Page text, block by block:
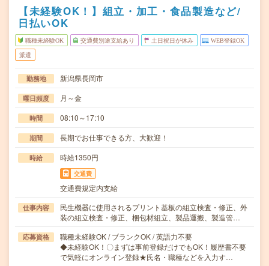
【未経験OK！】組立・加工・食品製造など/
日払いOK
職種未経験OK 交通費別途支給あり 土日祝日が休み WEB登録OK
派遣
勤務地 新潟県長岡市
曜日頻度 月～金
時間 08:10～17:10
期間 長期でお仕事できる方、大歓迎！
時給 時給1350円
交通費
交通費規定内支給
仕事内容
民生機器に使用されるプリント基板の組立検査・修正、外
装の組立検査・修正、梱包材組立、製品運搬、製造管…
応募資格
職種未経験OK / ブランクOK / 英語力不要
◆未経験OK！〇まずは事前登録だけでもOK！履歴書不要
で気軽にオンライン登録★氏名・職種などを入力す…